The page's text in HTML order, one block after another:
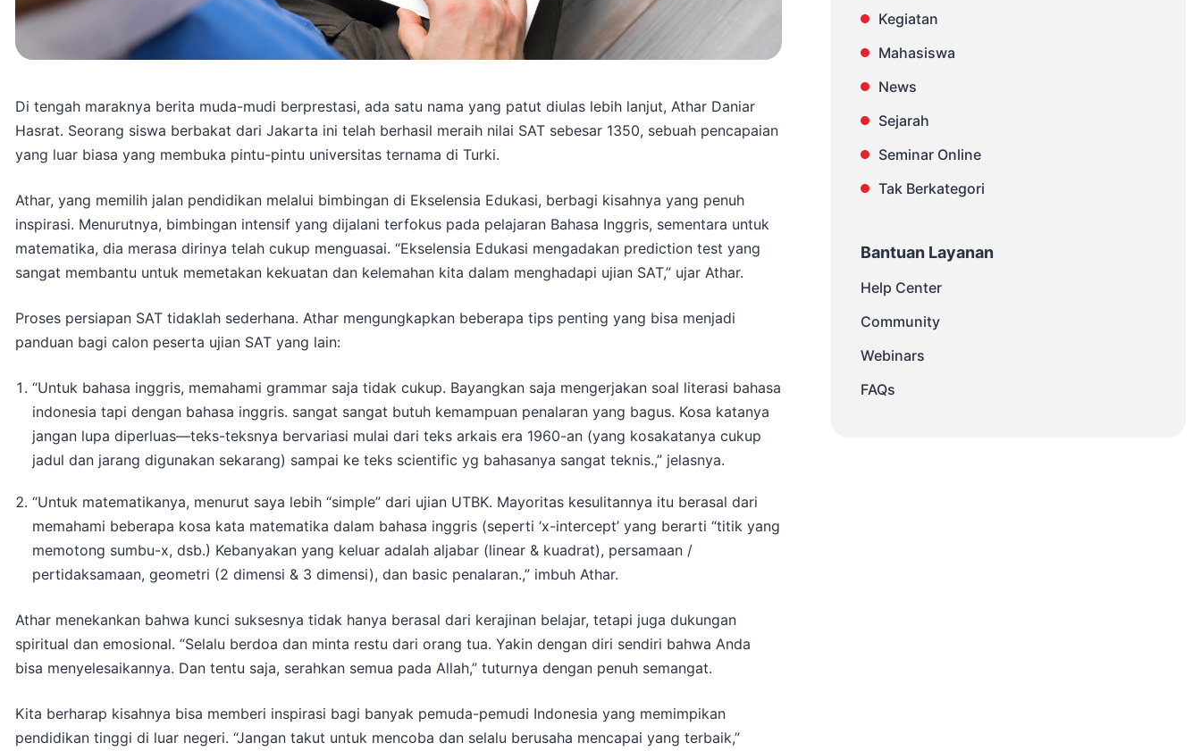
Di tengah maraknya berita muda-mudi berprestasi, ada satu nama yang patut diulas lebih lanjut, Athar Daniar
Hasrat. Seorang siswa berbakat dari Jakarta ini telah berhasil meraih nilai SAT sebesar 1350, sebuah pencapaian
yang luar biasa yang membuka pintu-pintu universitas ternama di Turki.
Athar, yang memilih jalan pendidikan melalui bimbingan di Ekselensia Edukasi, berbagi kisahnya yang penuh
inspirasi. Menurutnya, bimbingan intensif yang dijalani terfokus pada pelajaran Bahasa Inggris, sementara untuk
matematika, dia merasa dirinya telah cukup menguasai. “Ekselensia Edukasi mengadakan prediction test yang
sangat membantu untuk memetakan kekuatan dan kelemahan kita dalam menghadapi ujian SAT,” ujar Athar.
Proses persiapan SAT tidaklah sederhana. Athar mengungkapkan beberapa tips penting yang bisa menjadi
panduan bagi calon peserta ujian SAT yang lain:
“Untuk bahasa inggris, memahami grammar saja tidak cukup. Bayangkan saja mengerjakan soal literasi bahasa
indonesia tapi dengan bahasa inggris. sangat sangat butuh kemampuan penalaran yang bagus. Kosa katanya
jangan lupa diperluas—teks-teksnya bervariasi mulai dari teks arkais era 1960-an (yang kosakatanya cukup
jadul dan jarang digunakan sekarang) sampai ke teks scientific yg bahasanya sangat teknis.,” jelasnya.
“Untuk matematikanya, menurut saya lebih “simple” dari ujian UTBK. Mayoritas kesulitannya itu berasal dari
memahami beberapa kosa kata matematika dalam bahasa inggris (seperti ‘x-intercept’ yang berarti “titik yang
memotong sumbu-x, dsb.) Kebanyakan yang keluar adalah aljabar (linear & kuadrat), persamaan /
pertidaksamaan, geometri (2 dimensi & 3 dimensi), dan basic penalaran.,” imbuh Athar.
Athar menekankan bahwa kunci suksesnya tidak hanya berasal dari kerajinan belajar, tetapi juga dukungan
spiritual dan emosional. “Selalu berdoa dan minta restu dari orang tua. Yakin dengan diri sendiri bahwa Anda
bisa menyelesaikannya. Dan tentu saja, serahkan semua pada Allah,” tuturnya dengan penuh semangat.
Kita berharap kisahnya bisa memberi inspirasi bagi banyak pemuda-pemudi Indonesia yang memimpikan
pendidikan tinggi di luar negeri. “Jangan takut untuk mencoba dan selalu berusaha mencapai yang terbaik,”
Kegiatan
Mahasiswa
News
Sejarah
Seminar Online
Tak Berkategori
Bantuan Layanan
Help Center
Community
Webinars
FAQs